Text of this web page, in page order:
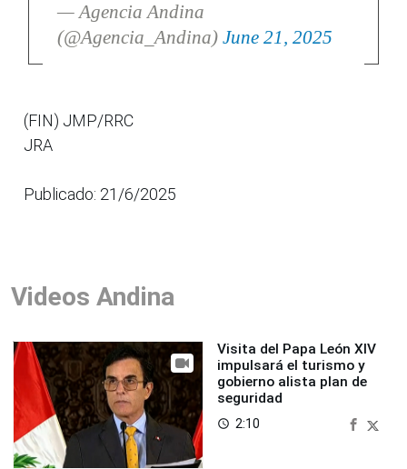
— Agencia Andina
(@Agencia_Andina) June 21, 2025
(FIN) JMP/RRC
JRA
Publicado: 21/6/2025
Videos Andina
Visita del Papa León XIV
impulsará el turismo y
gobierno alista plan de
seguridad
access_time 2:10